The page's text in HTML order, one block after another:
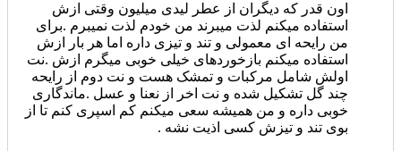
اون قدر که دیگران از عطر لیدی میلیون وقتی ازش
استفاده میکنم لذت میبرند من خودم لذت نمیبرم .برای
من رایحه ای معمولی و تند و تیزی داره اما هر بار ازش
استفاده میکنم بازخوردهای خیلی خوبی میگرم ازش .نت
اولش شامل مرکبات و تمشک هست و نت دوم از رایحه
چند گل تشکیل شده و نت اخر از نعنا و عسل .ماندگاری
خوبی داره و من همیشه سعی میکنم کم اسپری کنم تا از
بوی تند و تیزش کسی اذیت نشه .